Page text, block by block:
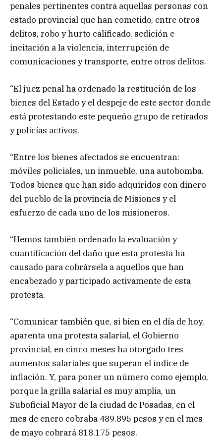
penales pertinentes contra aquellas personas con
estado provincial que han cometido, entre otros
delitos, robo y hurto calificado, sedición e
incitación a la violencia, interrupción de
comunicaciones y transporte, entre otros delitos.
“El juez penal ha ordenado la restitución de los
bienes del Estado y el despeje de este sector donde
está protestando este pequeño grupo de retirados
y policías activos.
“Entre los bienes afectados se encuentran:
móviles policiales, un inmueble, una autobomba.
Todos bienes que han sido adquiridos con dinero
del pueblo de la provincia de Misiones y el
esfuerzo de cada uno de los misioneros.
“Hemos también ordenado la evaluación y
cuantificación del daño que esta protesta ha
causado para cobrársela a aquellos que han
encabezado y participado activamente de esta
protesta.
“Comunicar también que, si bien en el día de hoy,
aparenta una protesta salarial, el Gobierno
provincial, en cinco meses ha otorgado tres
aumentos salariales que superan el índice de
inflación. Y, para poner un número como ejemplo,
porque la grilla salarial es muy amplia, un
Suboficial Mayor de la ciudad de Posadas, en el
mes de enero cobraba 489.895 pesos y en el mes
de mayo cobrará 818.175 pesos.